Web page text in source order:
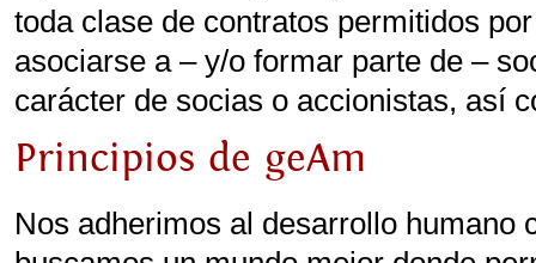
toda clase de contratos permitidos
asociarse a – y/o formar parte de –
carácter de socias o accionistas, así
Principios de geAm
Nos adherimos al desarrollo humano